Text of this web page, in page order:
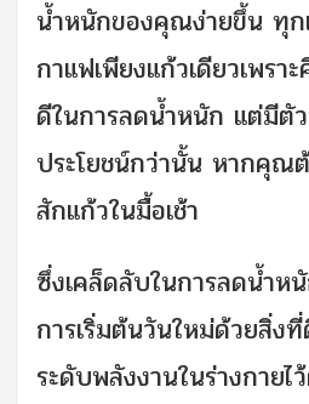
น้ำหนักของคุณง่ายขึ้น ทุ
กาแฟเพียงแก้วเดียวเพรา
ดีในการลดน้ำหนัก แต่มีตั
ประโยชน์กว่านั้น หากคุณ
สักแก้วในมื้อเช้า
ซึ่งเคล็ดลับในการลดน้ำห
การเริ่มต้นวันใหม่ด้วยสิ่ง
ระดับพลังงานในร่างกาย